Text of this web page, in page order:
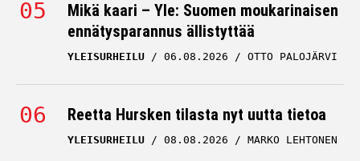
Mikä kaari – Yle: Suomen moukarinaisen
ennätysparannus ällistyttää
YLEISURHEILU 06.08.2026 OTTO PALOJÄRVI
Reetta Hursken tilasta nyt uutta tietoa
YLEISURHEILU 08.08.2026 MARKO LEHTONEN